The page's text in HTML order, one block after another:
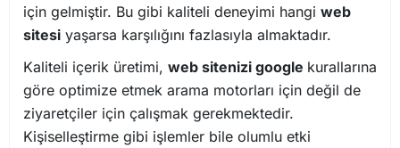
için gelmiştir. Bu gibi kaliteli deneyimi hangi web
sitesi yaşarsa karşılığını fazlasıyla almaktadır.
Kaliteli içerik üretimi, web sitenizi google kurallarına
göre optimize etmek arama motorları için değil de
ziyaretçiler için çalışmak gerekmektedir.
Kişiselleştirme gibi işlemler bile olumlu etki